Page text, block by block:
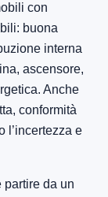
con
buona
interna
ascensore,
Anche
conformità
l’incertezza e
partire da un